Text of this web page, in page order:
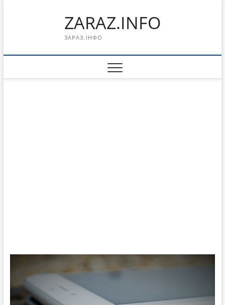
ZARAZ.INFO
ЗАРАЗ.ІНФО